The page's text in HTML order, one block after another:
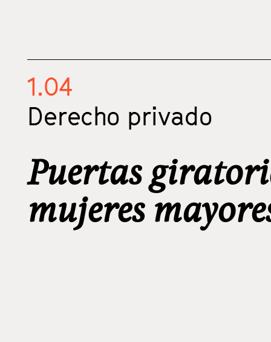
1.04
Derecho privado
Puertas
mujeres